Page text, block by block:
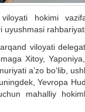
viloyati hokimi
uyushmasi
viloyati
Xitoy,
a’zo bo‘lib,
Yevropa
mahalliy